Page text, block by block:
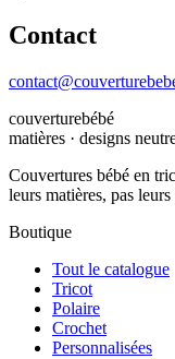
Contact
couverturebébé
matières · designs
Couvertures bébé en
leurs matières, pas
Boutique
Tout le catalogue
Tricot
Polaire
Crochet
Personnalisées